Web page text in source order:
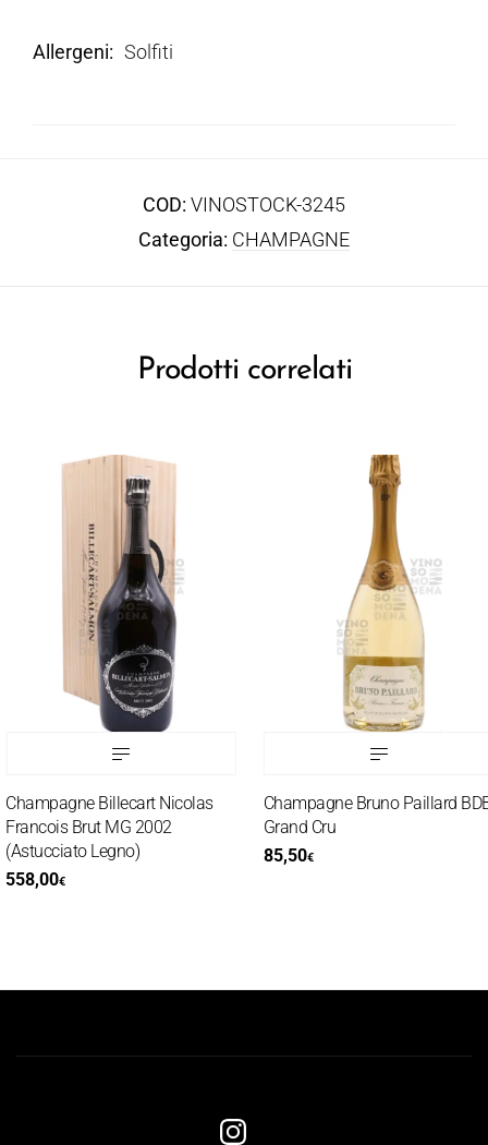
Allergeni Solfiti
COD: VINOSTOCK-3245
Categoria: CHAMPAGNE
Prodotti correlati
Billecart Nicolas
Brut MG 2002
Legno)
€
Champagne Bruno Paillard BDB
Grand Cru
85,50€